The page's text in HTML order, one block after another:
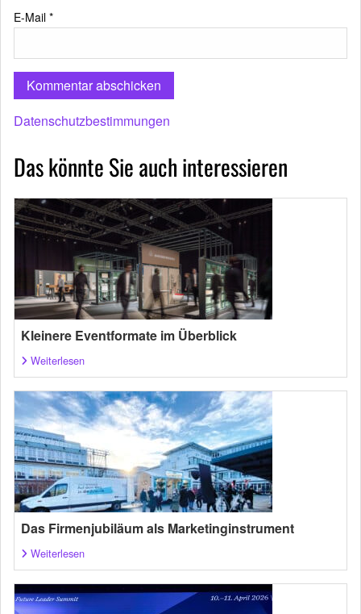
E-Mail *
Datenschutzbestimmungen
Das könnte Sie auch interessieren
Kleinere Eventformate im Überblick
Weiterlesen
Das Firmenjubiläum als Marketinginstrument
Weiterlesen